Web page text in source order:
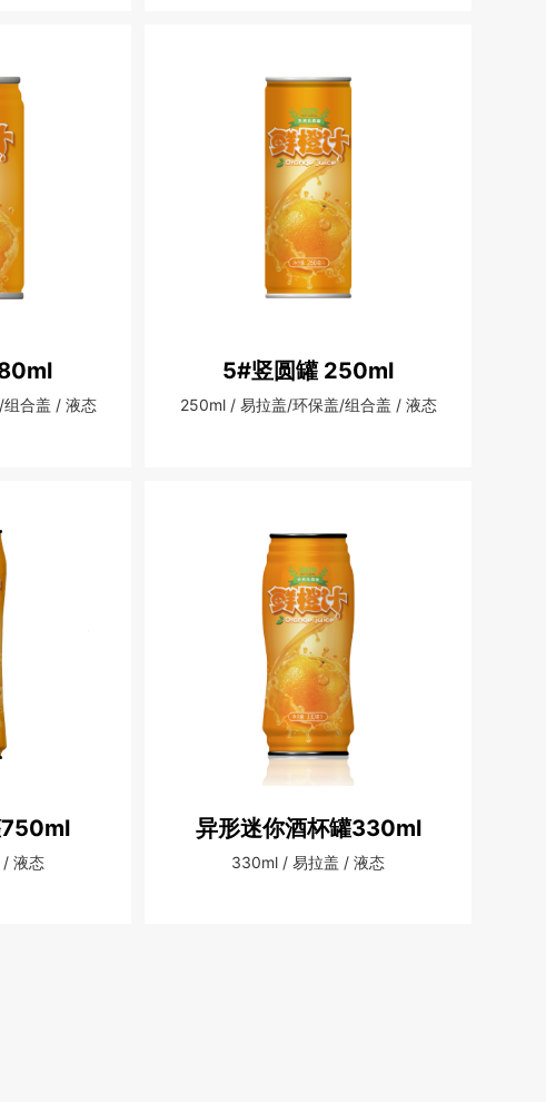
合盖 / 液态
5#竖圆罐 250ml
250ml / 易拉盖/环保盖/组合盖 / 液态
750ml
液态
异形迷你酒杯罐330ml
330ml / 易拉盖 / 液态